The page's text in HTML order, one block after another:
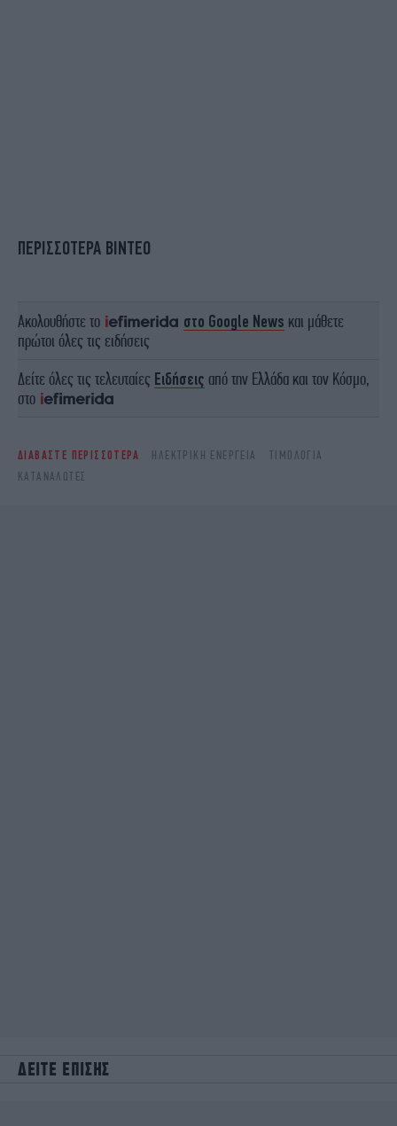
ΠΕΡΙΣΣΟΤΕΡΑ ΒΙΝΤΕΟ
Ακολουθήστε το στο Google News και μάθετε
πρώτοι όλες τις ειδήσεις
Δείτε όλες τις τελευταίες Ειδήσεις από την Ελλάδα και τον Κόσμο,
στο
ΔΙΑΒΑΣΤΕ ΠΕΡΙΣΣΟΤΕΡΑ ΗΛΕΚΤΡΙΚΉ ΕΝΈΡΓΕΙΑ
ΤΙΜΟΛΌΓΙΑ
ΚΑΤΑΝΑΛΩΤΈΣ
ΔΕΙΤΕ ΕΠΙΣΗΣ